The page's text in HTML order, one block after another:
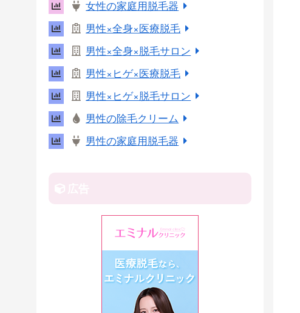
女性の家庭用脱毛器
男性×全身×医療脱毛
男性×全身×脱毛サロン
男性×ヒゲ×医療脱毛
男性×ヒゲ×脱毛サロン
男性の除毛クリーム
男性の家庭用脱毛器